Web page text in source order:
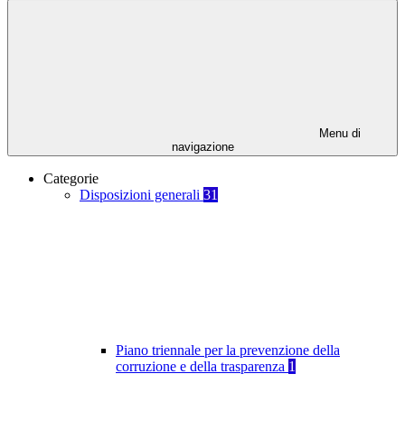
Menu di
navigazione
Categorie
Disposizioni generali 31
Piano triennale per la prevenzione della
corruzione e della trasparenza 1